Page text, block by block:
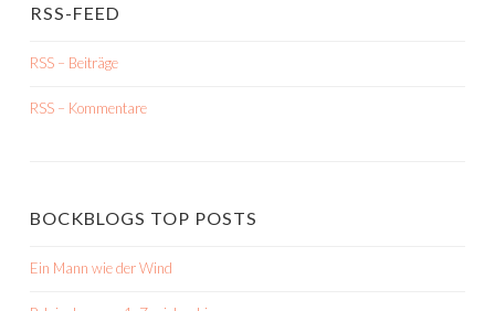
RSS-FEED
RSS – Beiträge
RSS – Kommentare
BOCKBLOGS TOP POSTS
Ein Mann wie der Wind